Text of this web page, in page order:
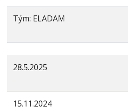
Tým: ELADAM
28.5.2025
15.11.2024